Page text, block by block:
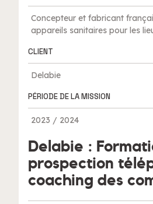
Concepteur et fabricant
appareils sanitaires pour les
CLIENT
Delabie
PÉRIODE DE LA MISSION
2023 / 2024
Delabie :
prospection
coaching des